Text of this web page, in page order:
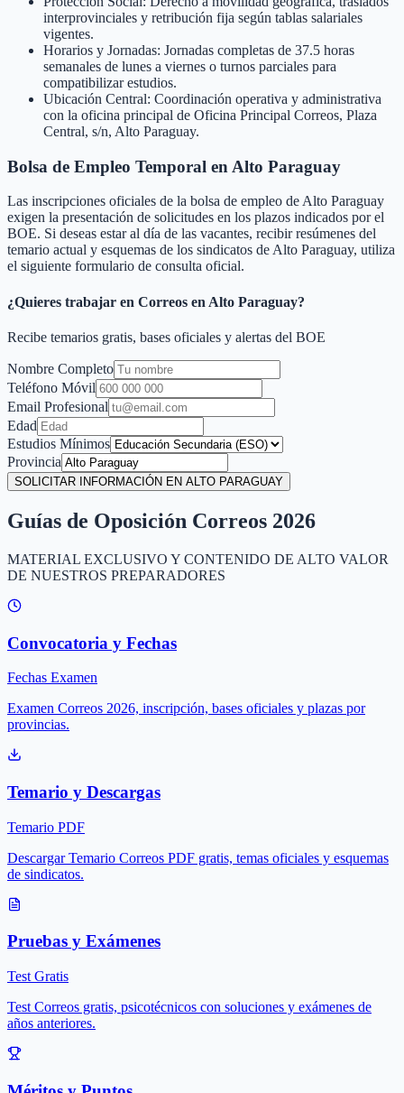
interprovinciales y retribución fija según tablas salariales
vigentes.
Horarios y Jornadas: Jornadas completas de 37.5 horas
semanales de lunes a viernes o turnos parciales para
compatibilizar estudios.
Ubicación Central: Coordinación operativa y administrativa
con la oficina principal de Oficina Principal Correos, Plaza
Central, s/n, Alto Paraguay.
Bolsa de Empleo Temporal en Alto Paraguay
Las inscripciones oficiales de la bolsa de empleo deAlto Paraguay
exigen la presentación de solicitudes en los plazos indicados por el
BOE. Si deseas estar al día de las vacantes, recibir resúmenes del
temario actual y esquemas de los sindicatos deAlto Paraguay, utiliza
el siguiente formulario de consulta oficial.
¿Quieres trabajar en Correos en Alto Paraguay?
Recibe temarios gratis, bases oficiales y alertas del BOE
Nombre Completo
Teléfono Móvil
Email Profesional
Edad
Estudios Mínimos
Provincia
SOLICITAR INFORMACIÓN EN ALTO PARAGUAY
Guías de Oposición Correos 2026
MATERIAL EXCLUSIVO Y CONTENIDO DE ALTO VALOR
DE NUESTROS PREPARADORES
Convocatoria y Fechas
Fechas Examen
Examen Correos 2026, inscripción, bases oficiales y plazas por
provincias.
Temario y Descargas
Temario PDF
Descargar Temario Correos PDF gratis, temas oficiales y esquemas
de sindicatos.
Pruebas y Exámenes
Test Gratis
Test Correos gratis, psicotécnicos con soluciones y exámenes de
años anteriores.